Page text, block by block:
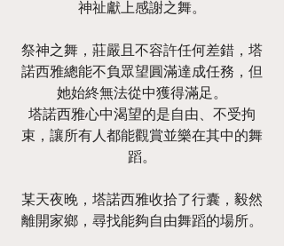
神祉獻上感謝之舞。
祭神之舞，莊嚴且不容許任何差錯，塔
諾西雅總能不負眾望圓滿達成任務，但
她始終無法從中獲得滿足。
塔諾西雅心中渴望的是自由、不受拘
束，讓所有人都能觀賞並樂在其中的舞
蹈。
某天夜晚，塔諾西雅收拾了行囊，毅然
離開家鄉，尋找能夠自由舞蹈的場所。